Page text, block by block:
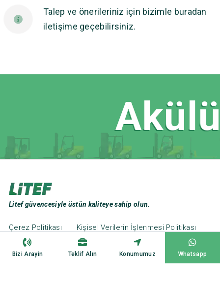
Talep ve önerileriniz için bizimle buradan
iletişime geçebilirsiniz.
Bizi Arayin Teklif Alın Konumumuz Whatsapp
Litef güvencesiyle üstün kaliteye sahip olun.
Çerez Politikası |
Kişisel Verilerin İşlenmesi Politikası
Web Tasarım ve Seo: Türk Bilişim
Copyright ©2023 Litef Forklift All Rights Reserved.